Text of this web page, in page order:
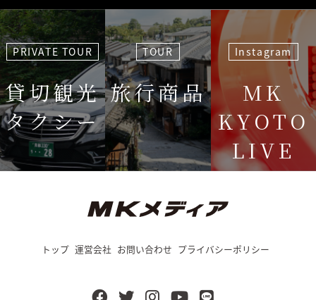
PRIVATE TOUR
貸切観光
タクシー
TOUR
旅行商品
Instagram
MK
KYOTO
LIVE
トップ 運営会社 お問い合わせ プライバシーポリシー